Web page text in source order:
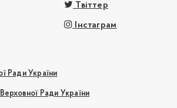
Твіттер
Інстаграм
Ради України
Ради України